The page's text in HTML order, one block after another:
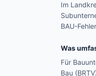
Im
BAU-
Was
Für
Bau